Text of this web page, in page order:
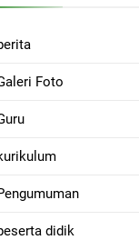
Foto
didik